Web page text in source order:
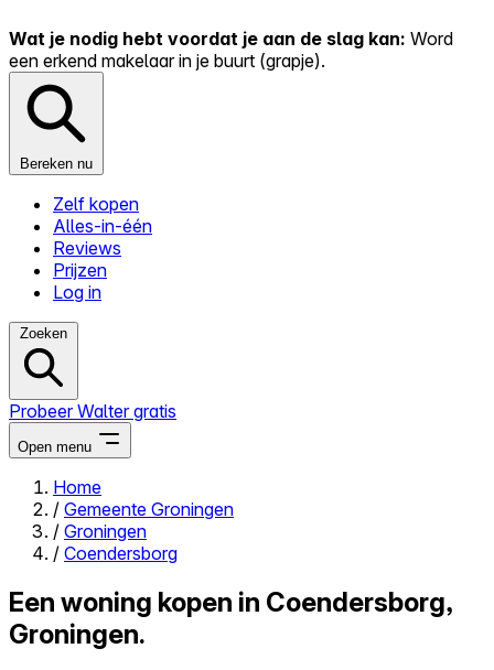
Wat je nodig hebt voordat je aan de slag kan: Word
een erkend makelaar in je buurt (grapje).
Bereken nu
Zelf kopen
Alles-in-één
Reviews
Prijzen
Log in
Zoeken
Probeer Walter gratis
Open menu
Close menu
Zelf kopen
Home
/ Gemeente Groningen
/ Groningen
/ Coendersborg
Een woning kopen in Coendersborg,
Groningen.